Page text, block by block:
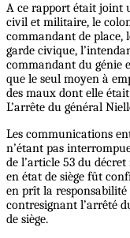
A ce rapport était joint
civil et militaire, le
commandant de place,
garde civique,
commandant du génie
que le seul moyen à
des maux dont elle
L’arrête du général
Les communications
n’étant pas
de l’article 53 du
en état de siège fût
en prît la responsabilité
contresignant l’arrêté
de siège.